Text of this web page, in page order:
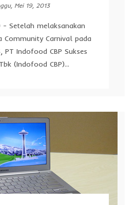
Mei 19, 2013
- Setelah melaksanakan
Community Carnival pada
PT Indofood CBP Sukses
(Indofood CBP)...